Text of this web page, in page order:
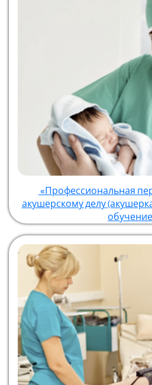
«Профессиональная
акушерскому делу